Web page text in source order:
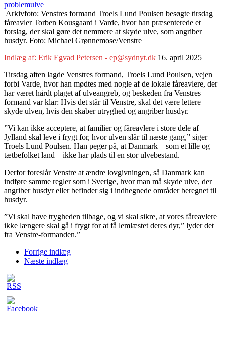
problemulve
Arkivfoto: Venstres formand Troels Lund Poulsen besøgte tirsdag
fåreavler Torben Kousgaard i Varde, hvor han præsenterede et
forslag, der skal gøre det nemmere at skyde ulve, som angriber
husdyr. Foto: Michael Grønnemose/Venstre
Indlæg af: Erik Egvad Petersen - ep@sydnyt.dk 16. april 2025
Tirsdag aften lagde Venstres formand, Troels Lund Poulsen, vejen
forbi Varde, hvor han mødtes med nogle af de lokale fåreavlere, der
har været hårdt plaget af ulveangreb, og beskeden fra Venstres
formand var klar: Hvis det står til Venstre, skal det være lettere
skyde ulven, hvis den skaber utryghed og angriber husdyr.
”Vi kan ikke acceptere, at familier og fåreavlere i store dele af
Jylland skal leve i frygt for, hvor ulven slår til næste gang,” siger
Troels Lund Poulsen. Han peger på, at Danmark – som et lille og
tætbefolket land – ikke har plads til en stor ulvebestand.
Derfor foreslår Venstre at ændre lovgivningen, så Danmark kan
indføre samme regler som i Sverige, hvor man må skyde ulve, der
angriber husdyr eller befinder sig i indhegnede områder beregnet til
husdyr.
”Vi skal have trygheden tilbage, og vi skal sikre, at vores fåreavlere
ikke længere skal gå i frygt for at få lemlæstet deres dyr,” lyder det
fra Venstre-formanden.”
Forrige indlæg
Næste indlæg